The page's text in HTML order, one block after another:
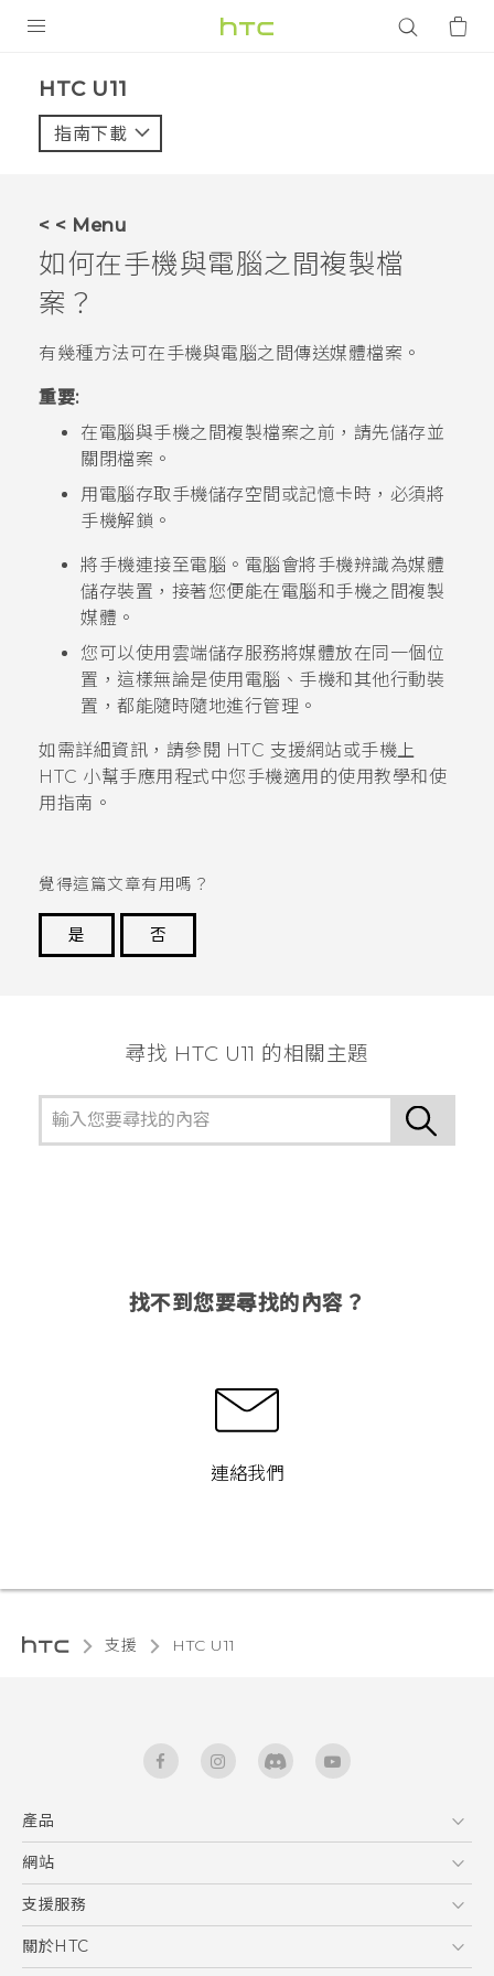
VIVE
VIVERSE
應用程式
支援服務
HTC U11‎
指南下載
< < Menu
如何在手機與電腦之間複製檔
案？
有幾種方法可在手機與電腦之間傳送媒體檔案。
重要:
在電腦與手機之間複製檔案之前，請先儲存並
關閉檔案。
用電腦存取手機儲存空間或記憶卡時，必須將
手機解鎖。
將手機連接至電腦。電腦會將手機辨識為媒體
儲存裝置，接著您便能在電腦和手機之間複製
媒體。
您可以使用雲端儲存服務將媒體放在同一個位
置，這樣無論是使用電腦、手機和其他行動裝
置，都能隨時隨地進行管理。
如需詳細資訊，請參閱 HTC 支援網站或手機上
HTC 小幫手應用程式中您手機適用的使用教學和使
用指南。
覺得這篇文章有用嗎？
是
否
尋找 HTC U11 的相關主題
找不到您要尋找的內容？
連絡我們
支援 HTC U11‎
產品
5G
智能手機
區塊鍊手機
網站
HTC Dev
HTC Research
支援服務
服務中心
關於HTC